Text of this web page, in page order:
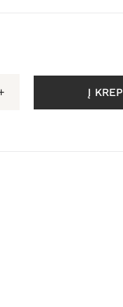
Kontaktai
Į